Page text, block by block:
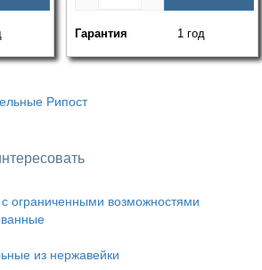
Гарантия 1 год
Рипост
ограниченными возможностями
из нержавейки